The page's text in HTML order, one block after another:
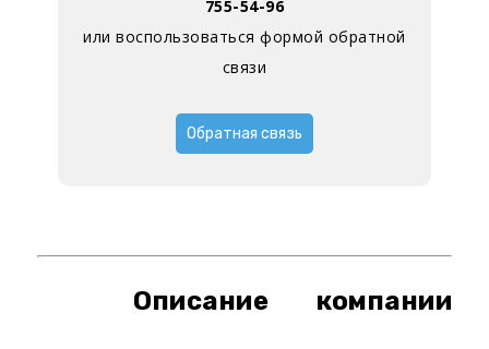
755-54-96
или воспользоваться формой обратной
связи
Обратная связь
Описание компании